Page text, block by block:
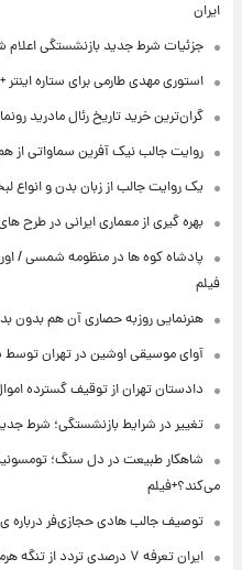
ایران
جزئیات شرط جدید بازنشستگی اعلام
استوری مهدی طارمی برای ستاره
گران‌ترین خرید تاریخ رئال مادرید
روایت جالب نیک آفرین سماواتی از
یک روایت جالب از زبان بدن و انواع
بهره گیری از معماری ایرانی در طرح های
پادشاه کوه ها در منظومه شمسی /
فیلم
هنرنمایی روزبه حصاری آن هم بدون
آوای موسیقی اوشین در تهران توسط
دادستان تهران از توقیف گسترده
تغییر در شرایط بازنشستگی؛ شرط
شاهکار طبیعت در دل سنگ؛
می‌کند؟+فیلم
توصیف جالب هادی حجازی‌فر درباره ی
ایران تعرفه ۷ درصدی تردد از تنگه هرمز را ابلاغ کرد